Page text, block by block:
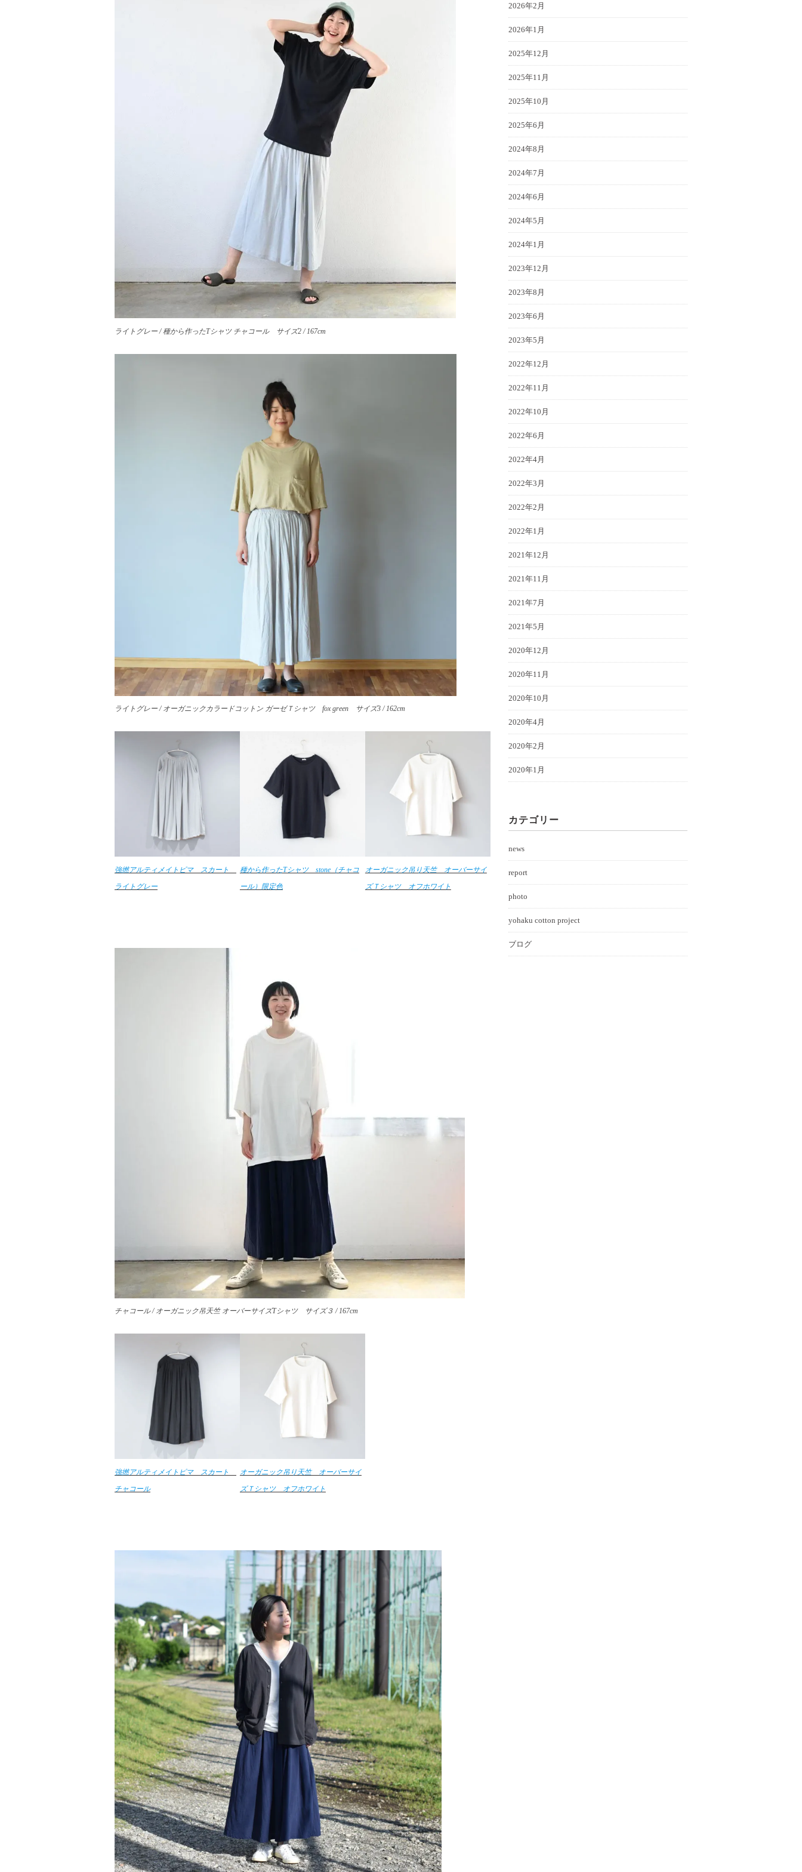
ライトグレー / 種から作ったTシャツ チャコール サイズ2 / 167cm
ライトグレー / オーガニックカラードコットン ガーゼＴシャツ fox green サイズ3 / 162cm
強撚アルティメイトピマ スカート
ライトグレー
種から作ったTシャツ stone（チャコ
ール）限定色
オーガニック吊り天竺 オーバーサイ
ズＴシャツ オフホワイト
チャコール / オーガニック吊天竺 オーバーサイズTシャツ サイズ３ / 167cm
強撚アルティメイトピマ スカート
チャコール
オーガニック吊り天竺 オーバーサイ
ズＴシャツ オフホワイト
2026年2月
2026年1月
2025年12月
2025年11月
2025年10月
2025年6月
2024年8月
2024年7月
2024年6月
2024年5月
2024年1月
2023年12月
2023年8月
2023年6月
2023年5月
2022年12月
2022年11月
2022年10月
2022年6月
2022年4月
2022年3月
2022年2月
2022年1月
2021年12月
2021年11月
2021年7月
2021年5月
2020年12月
2020年11月
2020年10月
2020年4月
2020年2月
2020年1月
カテゴリー
news
report
photo
yohaku cotton project
ブログ